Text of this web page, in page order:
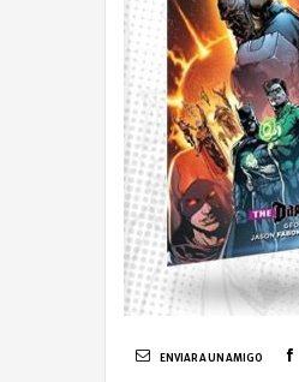
ENVIAR A UN AMIGO